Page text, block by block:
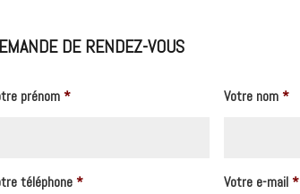
DE RENDEZ-VOUS
prénom* Votre nom*
téléphone* Votre e-mail*